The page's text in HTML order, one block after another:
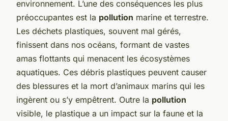
environnement. L’une des conséquences les plus
préoccupantes est la pollution marine et terrestre.
Les déchets plastiques, souvent mal gérés,
finissent dans nos océans, formant de vastes
amas flottants qui menacent les écosystèmes
aquatiques. Ces débris plastiques peuvent causer
des blessures et la mort d’animaux marins qui les
ingèrent ou s’y empêtrent. Outre la pollution
visible, le plastique a un impact sur la faune et la